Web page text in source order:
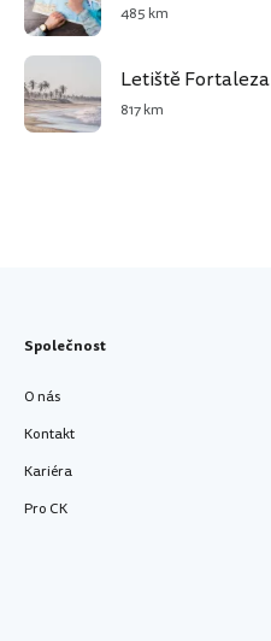
485 km
Letiště Fortaleza
817 km
Společnost
O nás
Kontakt
Kariéra
Pro CK